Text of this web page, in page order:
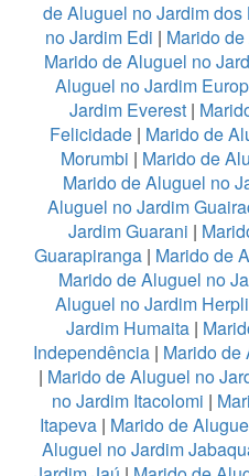
de Aluguel no Jardim dos
no Jardim Edi | Marido
Marido de Aluguel no
Aluguel no Jardim
Jardim Everest |
Felicidade | Marido de
Morumbi | Marido de
Marido de Aluguel no
Aluguel no Jardim
Jardim Guarani |
Guarapiranga| Marido de
Marido de Aluguel no
Aluguel no Jardim
Jardim Humaita |
Independência | Marido de
| Marido de Aluguel no
no Jardim Itacolomi |
Itapeva | Marido de
Aluguel no Jardim